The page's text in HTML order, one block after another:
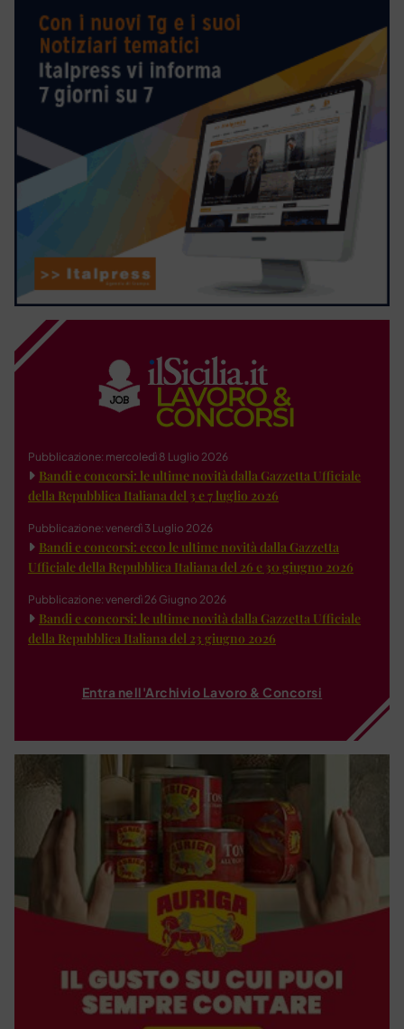
Pubblicazione: mercoledì 8 Luglio 2026
Bandi e concorsi: le ultime novità dalla Gazzetta Ufficiale
della Repubblica Italiana del 3 e 7 luglio 2026
Pubblicazione: venerdì 3 Luglio 2026
Bandi e concorsi: ecco le ultime novità dalla Gazzetta
Ufficiale della Repubblica Italiana del 26 e 30 giugno 2026
Pubblicazione: venerdì 26 Giugno 2026
Bandi e concorsi: le ultime novità dalla Gazzetta Ufficiale
della Repubblica Italiana del 23 giugno 2026
Entra nell'Archivio Lavoro & Concorsi